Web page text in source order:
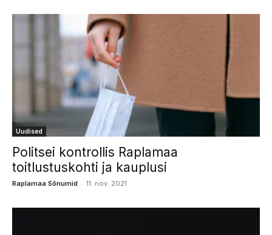
Uudised
Politsei kontrollis Raplamaa
toitlustuskohti ja kauplusi
Raplamaa Sõnumid - 11. nov. 2021